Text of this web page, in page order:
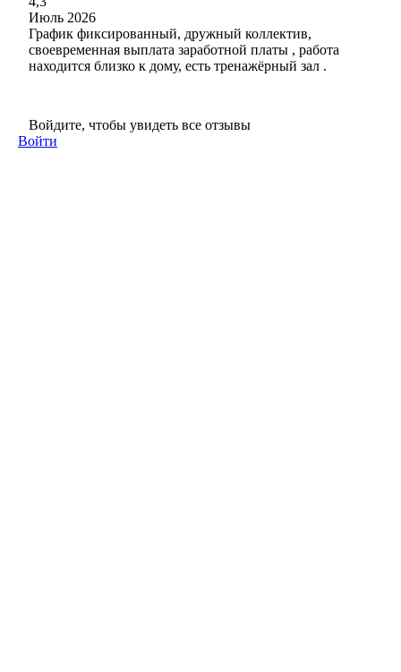
Июль 2026
График фиксированный, дружный коллектив,
своевременная выплата заработной платы , работа
находится близко к дому, есть тренажёрный зал .
Войдите, чтобы увидеть все отзывы
Войти